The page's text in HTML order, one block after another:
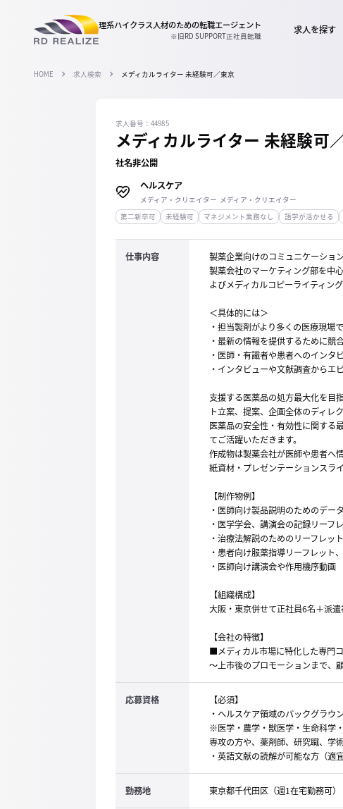
理系ハイクラス人材のための転職エージェント
※旧RD SUPPORT正社員転職 求人を探す
HOME 求人検索 メディカルライター 未経験可／東京
メディカルライター 未経験可
求人番号：44985
社名非公開
ヘルスケア
メディア・クリエイター メディア・クリエイター
第二新卒可
未経験可 マネジメント業務なし 語学が活かせる
仕事内容
製薬企業向けのコミュニケーショ
製薬会社のマーケティング部を中
よびメディカルコピーライティン
＜具体的には＞
・担当製剤がより多くの医療現場
・最新の情報を提供するために
・医師・有識者や患者へのインタ
・インタビューや文献調査からエ
支援する医薬品の処方最大化を目
ト立案、提案、企画全体のディレ
医薬品の安全性・有効性に関する
てご活躍いただきます。
作成物は製薬会社が医師や患者へ
紙資材・プレゼンテーションスラ
【制作物例】
・医師向け製品説明のためのデ
・医学学会、講演会の記録リーフ
・治療法解説のためのリーフレッ
・患者向け服薬指導リーフレット
・医師向け講演会や作用機序動
【組織構成】
大阪・東京併せて正社員6名＋派
【会社の特徴】
■メディカル市場に特化した専門
～上市後のプロモーションまで、
応募資格
【必須】
・ヘルスケア領域のバックグラウ
※医学・農学・獣医学・生命科学
専攻の方や、薬剤師、研究職、学
・英語文献の読解が可能な方（適
勤務地 東京都千代田区（週1在宅勤務可）